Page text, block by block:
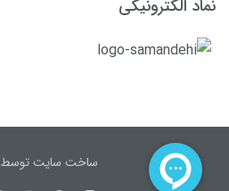
نماد الکترونیکی
ساخت سایت توسط